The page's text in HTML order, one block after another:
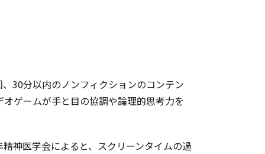
30分以内のノンフィクションのコンテン
ゲームが手と目の協調や論理的思考力を
神医学会によると、スクリーンタイムの過